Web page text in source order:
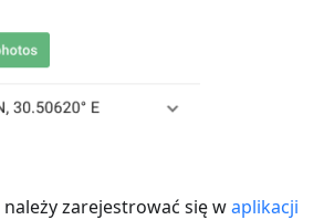
zarejestrować się waplikacji